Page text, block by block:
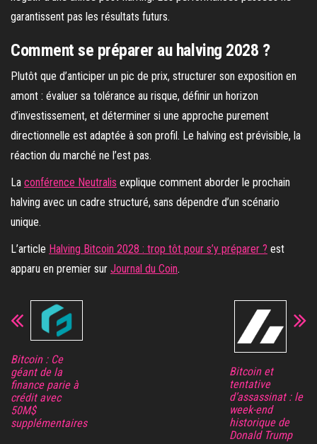
garantissent pas les résultats futurs.
Comment se préparer au halving 2028 ?
Plutôt que d’anticiper un pic de prix, structurer son exposition en
amont : évaluer sa tolérance au risque, définir un horizon
d’investissement, et déterminer si une approche purement
directionnelle est adaptée à son profil. Le halving est prévisible, la
réaction du marché ne l’est pas.
La conférence Neutralis explique comment aborder le prochain
halving avec un cadre structuré, sans dépendre d’un scénario
unique.
L’article Halving Bitcoin 2028 : trop tôt pour s’y préparer ? est
apparu en premier sur Journal du Coin.
Bitcoin : Ce
géant de la
finance parie à
crédit avec
50M$
supplémentaires
Bitcoin et
tentative
d’assassinat : le
week-end
historique de
Donald Trump